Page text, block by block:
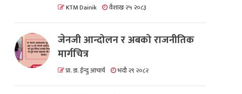
KTM Dainik वैशाख २५ २०८३
जेनजी आन्दोलन र अबको राजनीतिक
मार्गचित्र
प्रा. डा. ईन्दु आचार्य भदौ २९ २०८२